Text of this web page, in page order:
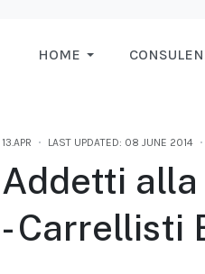
HOME
13.APR LAST UPDATED: 08 JUNE 2014
Addetti alla
- Carrellisti